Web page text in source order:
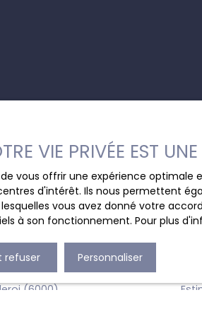
(6000)
VIE PRIVÉE EST
vous offrir une expérience
d'intérêt. Ils nous permettent
vous avez donné votre
à son fonctionnement. Pour plus
refuser Personnaliser